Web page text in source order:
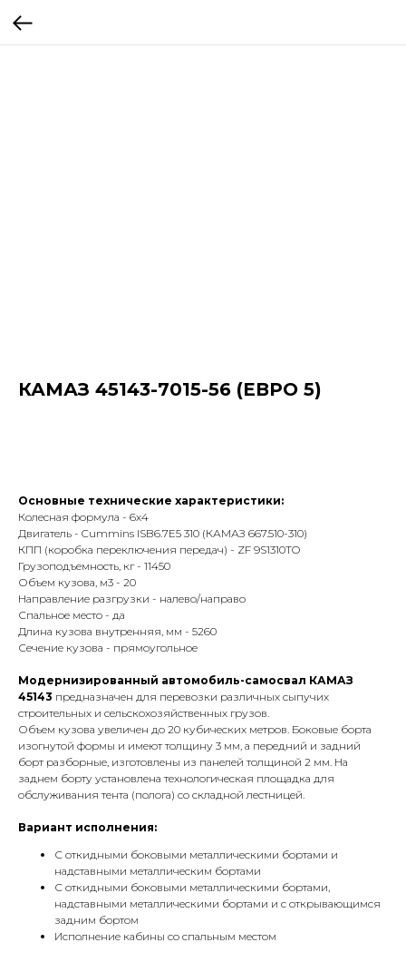
КАМАЗ 45143-7015-56 (ЕВРО 5)
Основные технические характеристики:
Колесная формула - 6х4
Двигатель - Cummins ISB6.7E5 310 (КАМАЗ 667.510-310)
КПП (коробка переключения передач) - ZF 9S1310TO
Грузоподъемность, кг - 11450
Объем кузова, м3 - 20
Направление разгрузки - налево/направо
Спальное место - да
Длина кузова внутренняя, мм - 5260
Сечение кузова - прямоугольное
Модернизированный автомобиль-самосвал КАМАЗ
45143 предназначен для перевозки различных сыпучих
строительных и сельскохозяйственных грузов.
Объем кузова увеличен до 20 кубических метров. Боковые борта
изогнутой формы и имеют толщину 3 мм, а передний и задний
борт разборные, изготовлены из панелей толщиной 2 мм. На
заднем борту установлена технологическая площадка для
обслуживания тента (полога) со складной лестницей.
Вариант исполнения:
С откидными боковыми металлическими бортами и
надставными металлическим бортами
С откидными боковыми металлическими бортами,
надставными металлическими бортами и с открывающимся
задним бортом
Исполнение кабины со спальным местом